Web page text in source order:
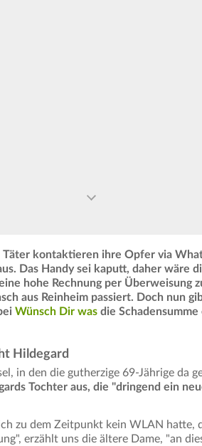
kontaktieren ihre Opfer via
Das Handy sei kaputt, daher wäre
hohe Rechnung per Überweisung
aus Reinheim passiert. Doch nun
Wünsch Dir was die
Hildegard
in den die gutherzige 69-Jährige da
Tochter aus, die "dringend ein
zu dem Zeitpunkt kein WLAN hatte,
erzählt uns die ältere Dame, "an